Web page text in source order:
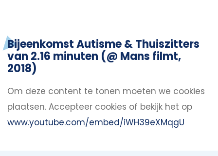
Bijeenkomst Autisme & Thuiszitters
van 2.16 minuten (@ Mans filmt,
2018)
Om deze content te tonen moeten we cookies
plaatsen. Accepteer cookies of bekijk het op
www.youtube.com/embed/iWH39eXMqgU